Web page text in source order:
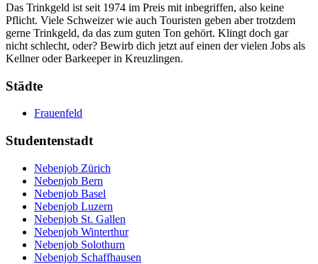
Das Trinkgeld ist seit 1974 im Preis mit inbegriffen, also keine
Pflicht. Viele Schweizer wie auch Touristen geben aber trotzdem
gerne Trinkgeld, da das zum guten Ton gehört. Klingt doch gar
nicht schlecht, oder? Bewirb dich jetzt auf einen der vielen Jobs als
Kellner oder Barkeeper in Kreuzlingen.
Städte
Frauenfeld
Studentenstadt
Nebenjob Zürich
Nebenjob Bern
Nebenjob Basel
Nebenjob Luzern
Nebenjob St. Gallen
Nebenjob Winterthur
Nebenjob Solothurn
Nebenjob Schaffhausen